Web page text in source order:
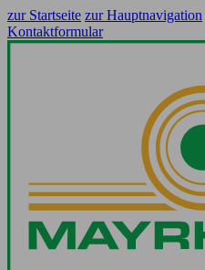
zur Startseite zur Hauptnavigation
Kontaktformular